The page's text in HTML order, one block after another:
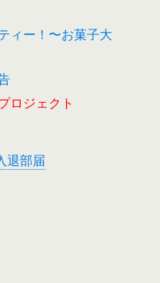
ィー！〜お菓子大
ロジェクト
退部届